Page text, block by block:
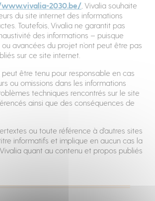
2030.be/ , Vivalia souhaite
du site internet des informations
Toutefois, Vivalia ne garantit pas
des informations – puisque
avancées du projet n’ont peut être pas
sur ce site internet.
peut être tenu pour responsable en cas
ou omissions dans les informations
techniques rencontrés sur le site
ainsi que des conséquences de
ou toute référence à d'autres sites
informatifs et implique en aucun cas la
quant au contenu et propos publiés